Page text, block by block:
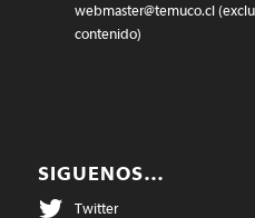
webmaster@temuco.cl
contenido)
SIGUENOS…
Twitter